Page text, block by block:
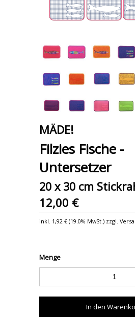
MÄDE!
Filzies Fische -
Untersetzer
20 x 30 cm
12,00 €
inkl. 1,92 € (19.0% MwSt.) zzgl.
Menge